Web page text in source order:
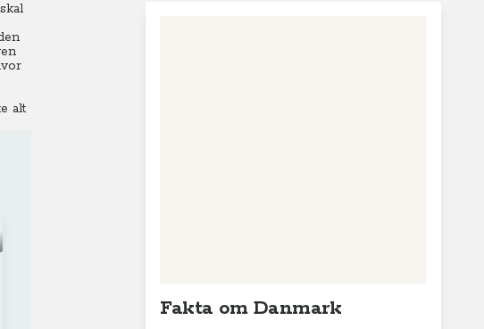
alt
Fakta om Danmark